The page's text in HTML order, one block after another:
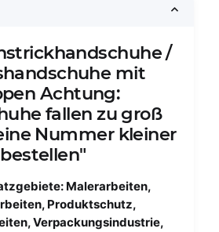
/
mit
Achtung:
fallen zu groß
Nummer kleiner
bestellen"
Malerarbeiten,
Produktschutz,
Verpackungsindustrie,